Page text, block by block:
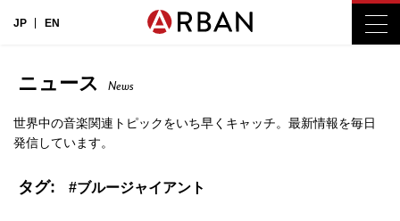
JP EN
ニュース News
世界中の音楽関連トピックをいち早くキャッチ。最新情報を毎日
発信しています。
タグ: #ブルージャイアント